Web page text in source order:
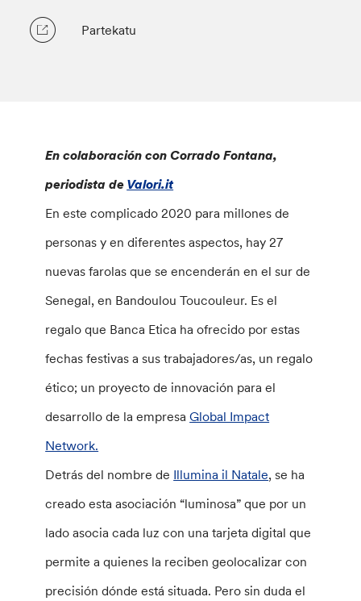
Partekatu
En colaboración con Corrado Fontana,
periodista de Valori.it
En este complicado 2020 para millones de
personas y en diferentes aspectos, hay 27
nuevas farolas que se encenderán en el sur de
Senegal, en Bandoulou Toucouleur. Es el
regalo que Banca Etica ha ofrecido por estas
fechas festivas a sus trabajadores/as, un regalo
ético; un proyecto de innovación para el
desarrollo de la empresaGlobal Impact
Network.
Detrás del nombre de Illumina il Natale, se ha
creado esta asociación “luminosa” que por un
lado asocia cada luz con una tarjeta digital que
permite a quienes la reciben geolocalizar con
precisión dónde está situada. Pero sin duda el